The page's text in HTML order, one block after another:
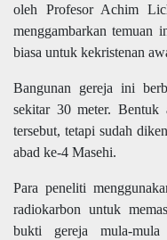
oleh Profesor Achim
menggambarkan temuan
biasa untuk kekristenan
Bangunan gereja ini
sekitar 30 meter.
tersebut, tetapi sudah
abad ke-4 Masehi.
Para peneliti
radiokarbon untuk
bukti gereja mula-